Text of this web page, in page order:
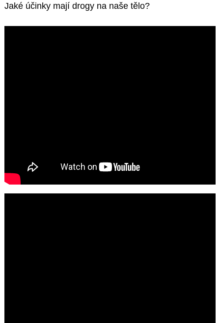
Jaké účinky mají drogy na naše tělo?